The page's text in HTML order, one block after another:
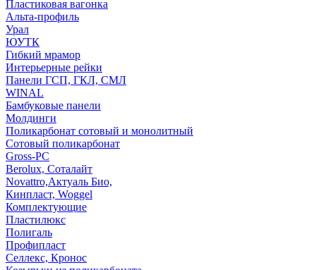
Пластиковая вагонка
Альта-профиль
Урал
ЮУТК
Гибкий мрамор
Интерьерные рейки
Панели ГСП, ГКЛ, СМЛ
WINAL
Бамбуковые панели
Молдинги
Поликарбонат сотовый и монолитный
Сотовый поликарбонат
Gross-PC
Berolux, Соталайт
Novattro,Актуаль Био,
Кинпласт, Woggel
Комплектующие
Пластилюкс
Полигаль
Профипласт
Селлекс, Кронос